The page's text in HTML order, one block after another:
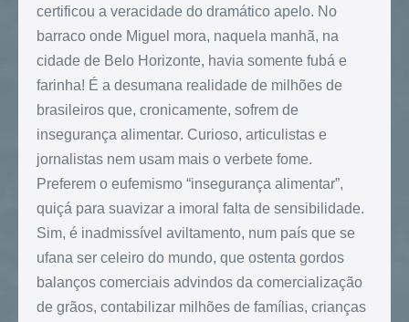
certificou a veracidade do dramático apelo. No
barraco onde Miguel mora, naquela manhã, na
cidade de Belo Horizonte, havia somente fubá e
farinha! É a desumana realidade de milhões de
brasileiros que, cronicamente, sofrem de
insegurança alimentar. Curioso, articulistas e
jornalistas nem usam mais o verbete fome.
Preferem o eufemismo “insegurança alimentar”,
quiçá para suavizar a imoral falta de sensibilidade.
Sim, é inadmissível aviltamento, num país que se
ufana ser celeiro do mundo, que ostenta gordos
balanços comerciais advindos da comercialização
de grãos, contabilizar milhões de famílias, crianças